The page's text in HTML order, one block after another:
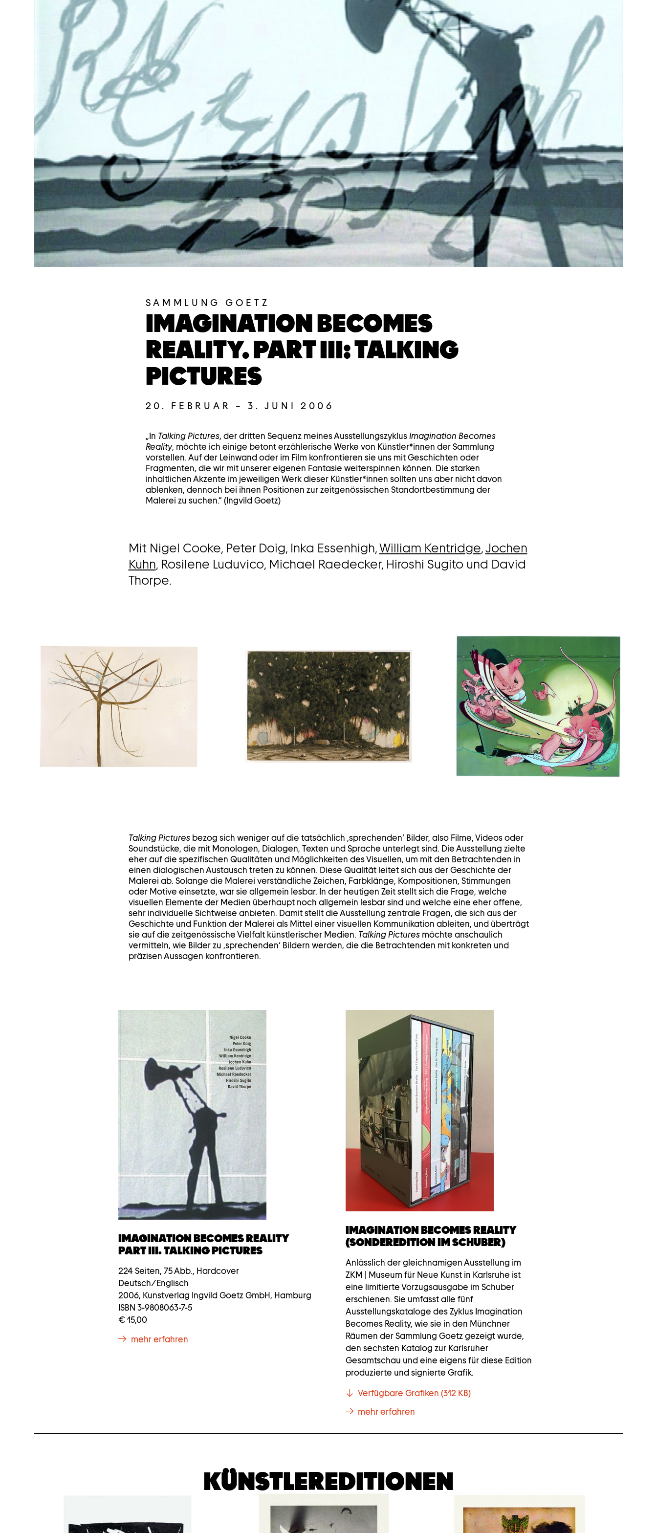
SAMMLUNG GOETZ
IMAGINATION BECOMES
REALITY. PART III: TALKING
PICTURES
20. FEBRUAR –3. JUNI 2006
„In Talking Pictures, der dritten Sequenz meines Ausstellungszyklus Imagination Becomes
Reality, möchte ich einige betont erzählerische Werke von Künstler*innen der Sammlung
vorstellen. Auf der Leinwand oder im Film konfrontieren sie uns mit Geschichten oder
Fragmenten, die wir mit unserer eigenen Fantasie weiterspinnen können. Die starken
inhaltlichen Akzente im jeweiligen Werk dieser Künstler*innen sollten uns aber nicht davon
ablenken, dennoch bei ihnen Positionen zur zeitgenössischen Standortbestimmung der
Malerei zu suchen.“ (Ingvild Goetz)
Mit Nigel Cooke, Peter Doig, Inka Essenhigh,William Kentridge,Jochen
Kuhn, Rosilene Luduvico, Michael Raedecker, Hiroshi Sugito und David
Thorpe.
Bild
Bild
Bild
Talking Picturesbezog sich weniger auf die tatsächlich ‚sprechenden‘ Bilder, also Filme, Videos oder
Soundstücke, die mit Monologen, Dialogen, Texten und Sprache unterlegt sind. Die Ausstellung zielte
eher auf die spezifischen Qualitäten und Möglichkeiten des Visuellen, um mit den Betrachtenden in
einen dialogischen Austausch treten zu können. Diese Qualität leitet sich aus der Geschichte der
Malerei ab. Solange die Malerei verständliche Zeichen, Farbklänge, Kompositionen, Stimmungen
oder Motive einsetzte, war sie allgemein lesbar. In der heutigen Zeit stellt sich die Frage, welche
visuellen Elemente der Medien überhaupt noch allgemein lesbar sind und welche eine eher offene,
sehr individuelle Sichtweise anbieten. Damit stellt die Ausstellung zentrale Fragen, die sich aus der
Geschichte und Funktion der Malerei als Mittel einer visuellen Kommunikation ableiten, und überträgt
sie auf die zeitgenössische Vielfalt künstlerischer Medien. Talking Picturesmöchte anschaulich
vermitteln, wie Bilder zu ‚sprechenden‘ Bildern werden, die die Betrachtenden mit konkreten und
präzisen Aussagen konfrontieren.
IMAGINATION BECOMES REALITY
PART III. TALKING PICTURES
224 Seiten, 75 Abb., Hardcover
Deutsch/Englisch
2006, Kunstverlag Ingvild Goetz GmbH, Hamburg
ISBN 3-9808063-7-5
€ 15,00
mehr erfahren
IMAGINATION BECOMES REALITY
(SONDEREDITION IM SCHUBER)
Anlässlich der gleichnamigen Ausstellung im
ZKM | Museum für Neue Kunst in Karlsruhe ist
eine limitierte Vorzugsausgabe im Schuber
erschienen. Sie umfasst alle fünf
Ausstellungskataloge des Zyklus Imagination
Becomes Reality, wie sie in den Münchner
Räumen der Sammlung Goetz gezeigt wurde,
den sechsten Katalog zur Karlsruher
Gesamtschau und eine eigens für diese Edition
produzierte und signierte Grafik.
Verfügbare Grafiken (312 KB)
mehr erfahren
KÜNSTLEREDITIONEN